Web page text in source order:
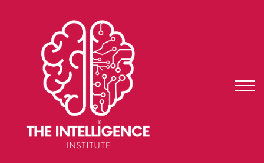
fundae
testimonios
ENTRAR
REGISTRARME